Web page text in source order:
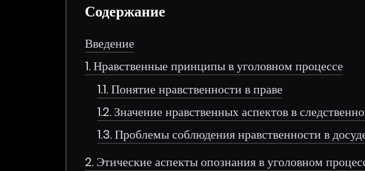
Содержание
Введение
1. Нравственные принципы в уголовном процессе
1.1. Понятие нравственности в праве
1.2. Значение нравственных аспектов в
1.3. Проблемы соблюдения нравственности в
2. Этические аспекты опознания в уголовном